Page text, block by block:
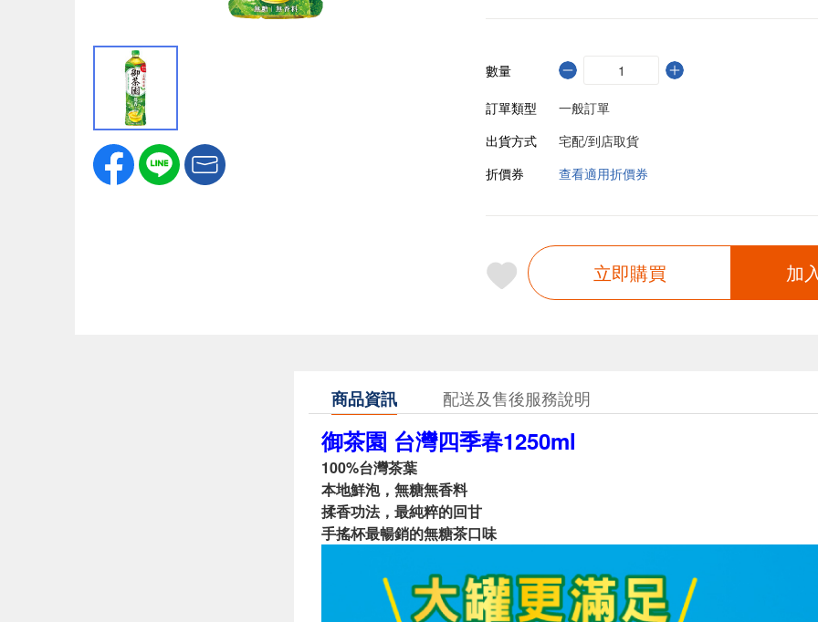
數量
訂單類型
一般訂單
出貨方式
宅配/到店取貨
折價券
查看適用折價券
立即購買 加
商品資訊 配送及售後服務說明
御茶園 台灣四季春1250ml
100%台灣茶葉
本地鮮泡，無糖無香料
揉香功法，最純粹的回甘
手搖杯最暢銷的無糖茶口味